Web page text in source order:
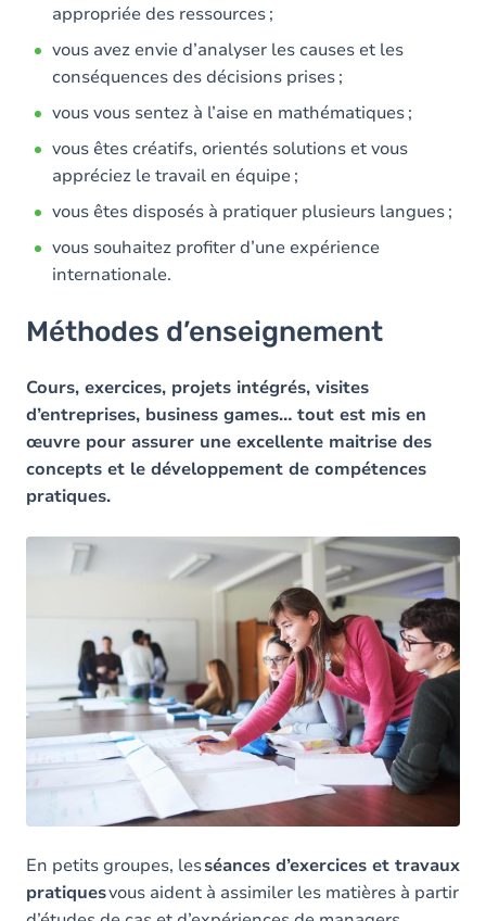
appropriée des ressources ;
vous avez envie d’analyser les causes et les
conséquences des décisions prises ;
vous vous sentez à l’aise en mathématiques ;
vous êtes créatifs, orientés solutions et vous
appréciez le travail en équipe ;
vous êtes disposés à pratiquer plusieurs langues ;
vous souhaitez profiter d’une expérience
internationale.
Méthodes d’enseignement
Cours, exercices, projets intégrés, visites
d’entreprises, business games… tout est mis en
œuvre pour assurer une excellente maitrise des
concepts et le développement de compétences
pratiques.
En petits groupes, lesséances d’exercices et travaux
pratiquesvous aident à assimiler les matières à partir